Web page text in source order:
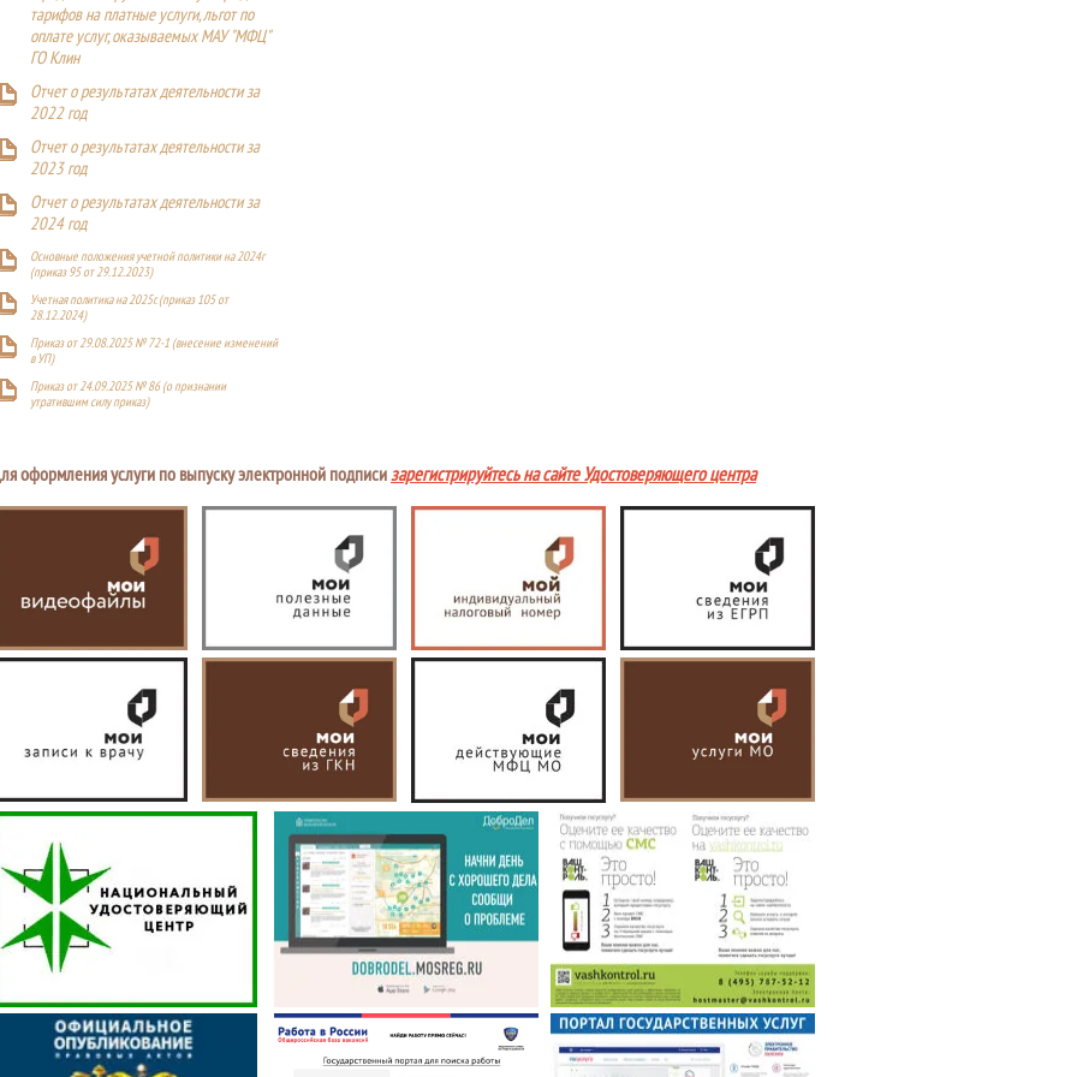
тарифов на платные услуги, льгот по
оплате услуг, оказываемых МАУ "МФЦ"
ГО Клин
Отчет о результатах деятельности за
2022 год
Отчет о результатах деятельности за
2023 год
Отчет о результатах деятельности за
2024 год
Основные положения учетной политики на 2024г
(приказ 95 от 29.12.2023)
Учетная политика на 2025г. (приказ 105 от
28.12.2024)
Приказ от 29.08.2025 № 72-1 (внесение изменений
в УП)
Приказ от 24.09.2025 № 86 (о признании
утратившим силу приказ)
оформления услуги по выпуску электронной подписизарегистрируйтесь на сайте Удостоверяющего центра